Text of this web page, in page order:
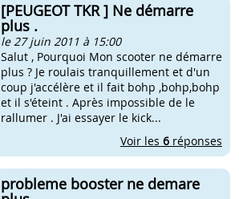
[PEUGEOT TKR ] Ne démarre
plus .
le 27 juin 2011 à 15:00
Salut , Pourquoi Mon scooter ne démarre
plus ? Je roulais tranquillement et d'un
coup j'accélère et il fait bohp ,bohp,bohp
et il s'éteint . Après impossible de le
rallumer . J'ai essayer le kick...
Voir les 6 réponses
probleme booster ne demare